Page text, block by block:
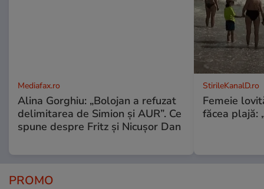
Mediafax.ro
Alina Gorghiu: „Bolojan a refuzat
delimitarea de Simion și AUR”. Ce
spune despre Fritz și Nicușor Dan
StirileKanalD.ro
Femeie
făcea plajă:
PROMO